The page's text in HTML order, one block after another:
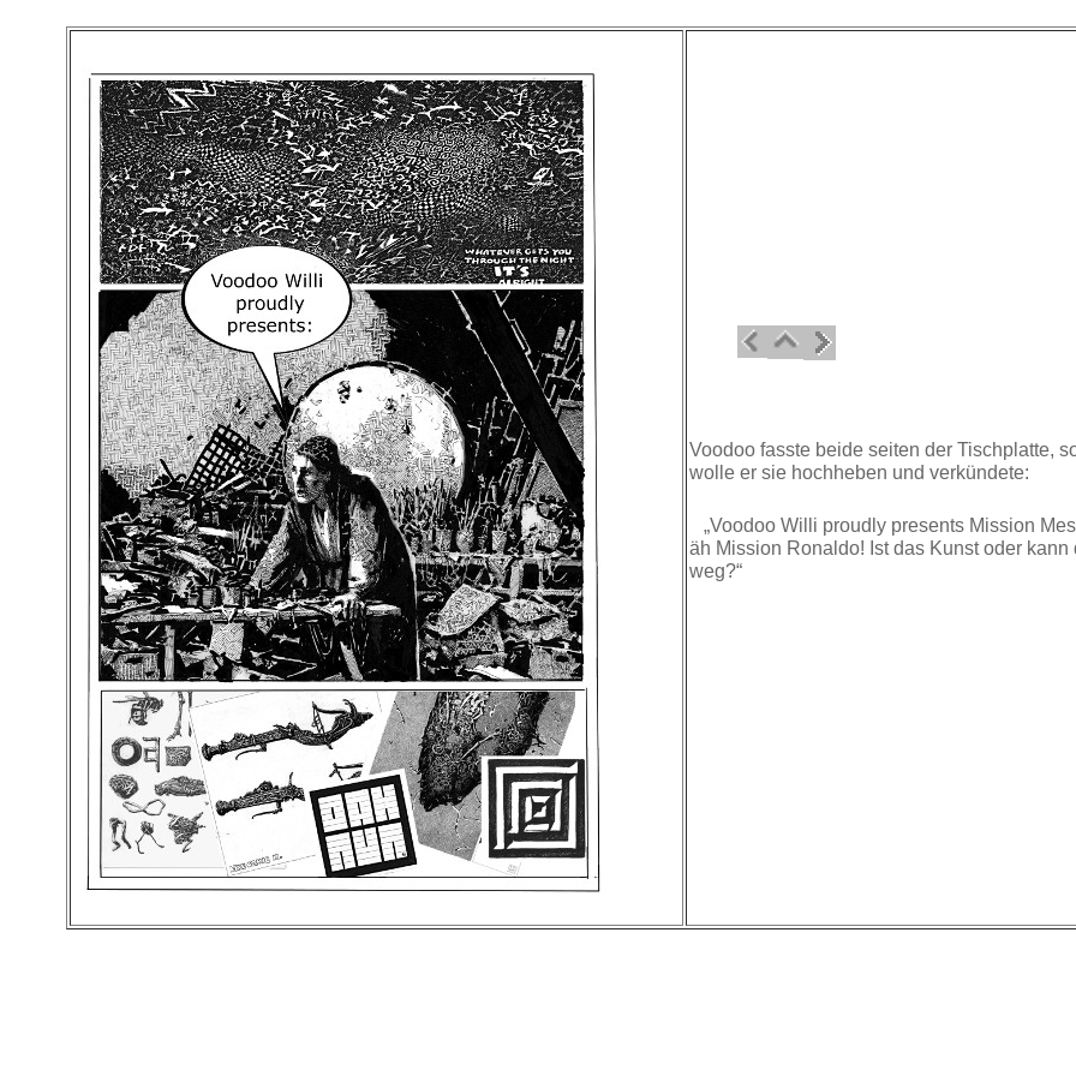
Voodoo fasste beide seiten der Tischplatte,
wolle er sie hochheben und verkündete:
„Voodoo Willi proudly presents Mission
äh Mission Ronaldo! Ist das Kunst oder kann
weg?“